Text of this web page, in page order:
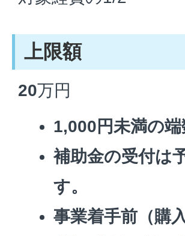
上限額
20万円
1,000円未満の
補助金の受付は
す。
事業着手前（購